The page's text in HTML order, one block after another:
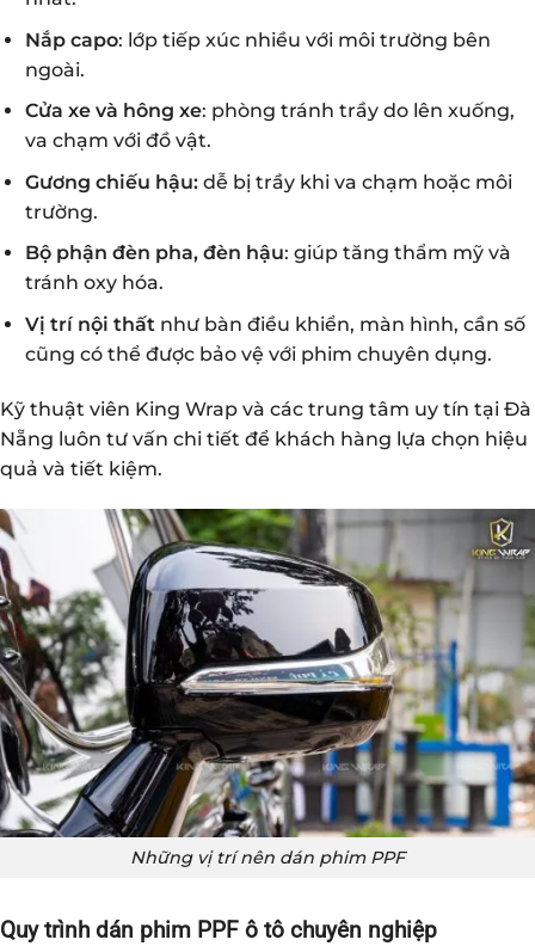
Nắp capo: lớp tiếp xúc nhiều với môi trường bên
ngoài.
Cửa xe và hông xe: phòng tránh trầy do lên xuống,
va chạm với đồ vật.
Gương chiếu hậu:dễ bị trầy khi va chạm hoặc môi
trường.
Bộ phận đèn pha, đèn hậu: giúp tăng thẩm mỹ và
tránh oxy hóa.
Vị trí nội thấtnhư bàn điều khiển, màn hình, cần số
cũng có thể được bảo vệ với phim chuyên dụng.
Kỹ thuật viên King Wrap và các trung tâm uy tín tại Đà
Nẵng luôn tư vấn chi tiết để khách hàng lựa chọn hiệu
quả và tiết kiệm.
Những vị trí nên dán phim PPF
Quy trình dán phim PPF ô tô chuyên nghiệp